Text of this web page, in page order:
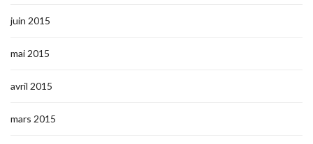
juin 2015
mai 2015
avril 2015
mars 2015